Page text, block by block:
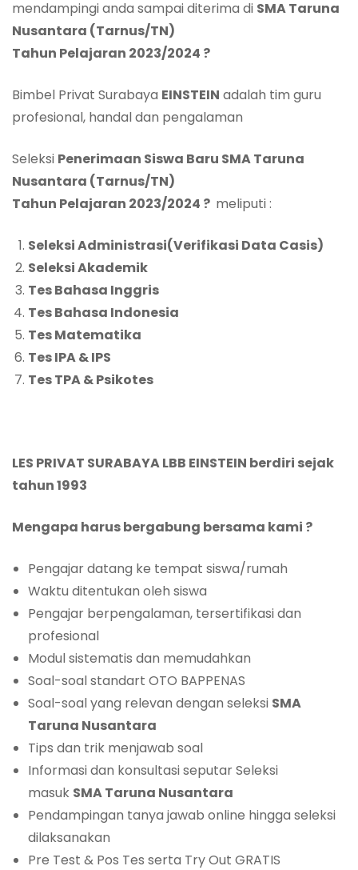
mendampingi anda sampai diterima di SMA Taruna
Nusantara (Tarnus/TN)
Tahun Pelajaran 2023/2024 ?
Bimbel Privat Surabaya EINSTEIN adalah tim guru
profesional, handal dan pengalaman
Seleksi Penerimaan Siswa Baru SMA Taruna
Nusantara (Tarnus/TN)
Tahun Pelajaran 2023/2024 ? meliputi :
Seleksi Administrasi(Verifikasi Data Casis)
Seleksi Akademik
Tes Bahasa Inggris
Tes Bahasa Indonesia
Tes Matematika
Tes IPA & IPS
Tes TPA & Psikotes
LES PRIVAT SURABAYA LBB EINSTEIN berdiri sejak
tahun 1993
Mengapa harus bergabung bersama kami ?
Pengajar datang ke tempat siswa/rumah
Waktu ditentukan oleh siswa
Pengajar berpengalaman, tersertifikasi dan
profesional
Modul sistematis dan memudahkan
Soal-soal standart OTO BAPPENAS
Soal-soal yang relevan dengan seleksi SMA
Taruna Nusantara
Tips dan trik menjawab soal
Informasi dan konsultasi seputar Seleksi
masuk SMA Taruna Nusantara
Pendampingan tanya jawab online hingga seleksi
dilaksanakan
Pre Test & Pos Tes serta Try Out GRATIS